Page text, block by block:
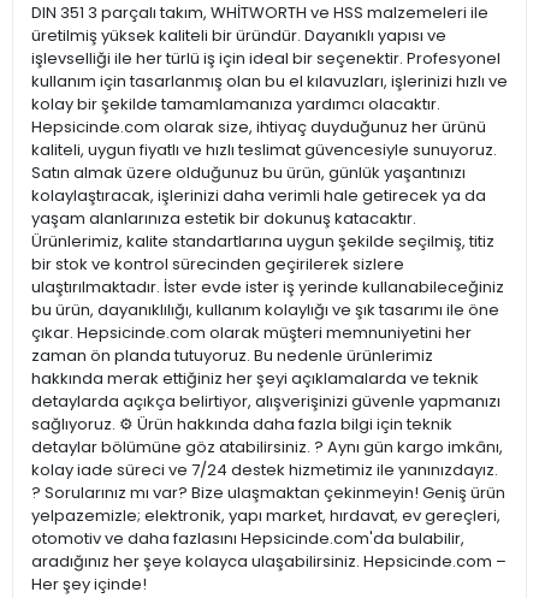
DIN 351 3 parçalı takım, WHİTWORTH ve HSS malzemeleri ile
üretilmiş yüksek kaliteli bir üründür. Dayanıklı yapısı ve
işlevselliği ile her türlü iş için ideal bir seçenektir. Profesyonel
kullanım için tasarlanmış olan bu el kılavuzları, işlerinizi hızlı ve
kolay bir şekilde tamamlamanıza yardımcı olacaktır.
Hepsicinde.com olarak size, ihtiyaç duyduğunuz her ürünü
kaliteli, uygun fiyatlı ve hızlı teslimat güvencesiyle sunuyoruz.
Satın almak üzere olduğunuz bu ürün, günlük yaşantınızı
kolaylaştıracak, işlerinizi daha verimli hale getirecek ya da
yaşam alanlarınıza estetik bir dokunuş katacaktır.
Ürünlerimiz, kalite standartlarına uygun şekilde seçilmiş, titiz
bir stok ve kontrol sürecinden geçirilerek sizlere
ulaştırılmaktadır. İster evde ister iş yerinde kullanabileceğiniz
bu ürün, dayanıklılığı, kullanım kolaylığı ve şık tasarımı ile öne
çıkar. Hepsicinde.com olarak müşteri memnuniyetini her
zaman ön planda tutuyoruz. Bu nedenle ürünlerimiz
hakkında merak ettiğiniz her şeyi açıklamalarda ve teknik
detaylarda açıkça belirtiyor, alışverişinizi güvenle yapmanızı
sağlıyoruz. ⚙️ Ürün hakkında daha fazla bilgi için teknik
detaylar bölümüne göz atabilirsiniz. ? Aynı gün kargo imkânı,
kolay iade süreci ve 7/24 destek hizmetimiz ile yanınızdayız.
? Sorularınız mı var? Bize ulaşmaktan çekinmeyin! Geniş ürün
yelpazemizle; elektronik, yapı market, hırdavat, ev gereçleri,
otomotiv ve daha fazlasını Hepsicinde.com'da bulabilir,
aradığınız her şeye kolayca ulaşabilirsiniz. Hepsicinde.com –
Her şey içinde!